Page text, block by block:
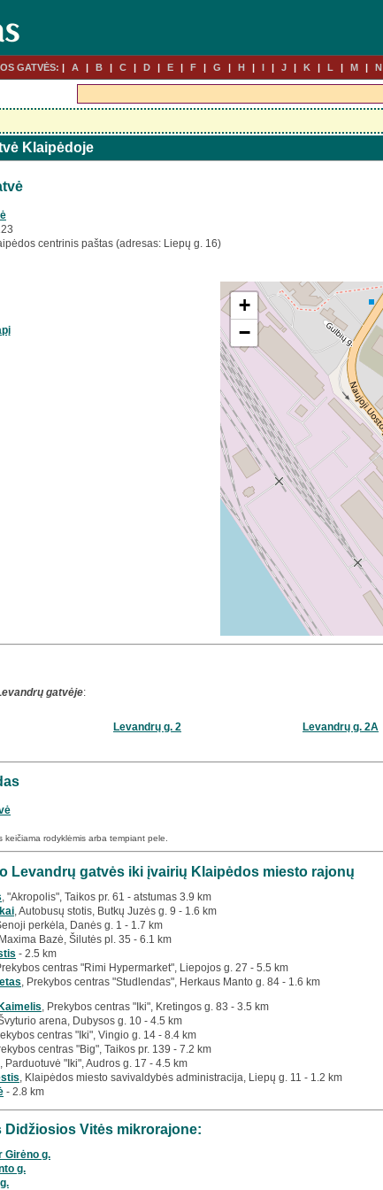
GATVĖS: A B C D E F G H I J K L M N
Klaipėdoje
centrinis paštas (adresas: Liepų g. 16)
+
−
gatvėje:
Levandrų g. 2 Levandrų g. 2A
keičiama rodyklėmis arba tempiant pele.
Levandrų gatvės iki įvairių Klaipėdos miesto rajonų
, "Akropolis", Taikos pr. 61 - atstumas 3.9 km
, Autobusų stotis, Butkų Juzės g. 9 - 1.6 km
perkėla, Danės g. 1 - 1.7 km
, Maxima Bazė, Šilutės pl. 35 - 6.1 km
- 2.5 km
centras "Rimi Hypermarket", Liepojos g. 27 - 5.5 km
, Prekybos centras "Studlendas", Herkaus Manto g. 84 - 1.6 km
, Prekybos centras "Iki", Kretingos g. 83 - 3.5 km
Švyturio arena, Dubysos g. 10 - 4.5 km
centras "Iki", Vingio g. 14 - 8.4 km
centras "Big", Taikos pr. 139 - 7.2 km
, Parduotuvė "Iki", Audros g. 17 - 4.5 km
, Klaipėdos miesto savivaldybės administracija, Liepų g. 11 - 1.2 km
- 2.8 km
Didžiosios Vitės mikrorajone:
Girėno g.
g.